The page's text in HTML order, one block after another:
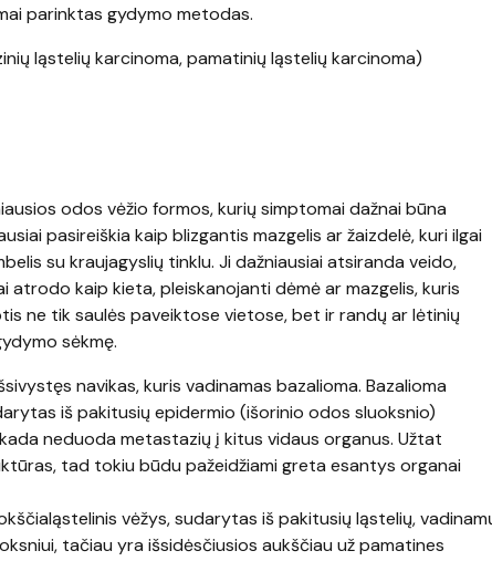
parinktas gydymo metodas.
ląstelių karcinoma, pamatinių ląstelių karcinoma)
odos vėžio formos, kurių simptomai dažnai būna
pasireiškia kaip blizgantis mazgelis ar žaizdelė, kuri ilgai
su kraujagyslių tinklu. Ji dažniausiai atsiranda veido,
atrodo kaip kieta, pleiskanojanti dėmė ar mazgelis, kuris
ne tik saulės paveiktose vietose, bet ir randų ar lėtinių
sėkmę.
navikas, kuris vadinamas bazalioma. Bazalioma
iš pakitusių epidermio (išorinio odos sluoksnio)
neduoda metastazių į kitus vidaus organus. Užtat
tad tokiu būdu pažeidžiami greta esantys organai
vėžys, sudarytas iš pakitusių ląstelių,
tačiau yra išsidėsčiusios aukščiau už pamatines